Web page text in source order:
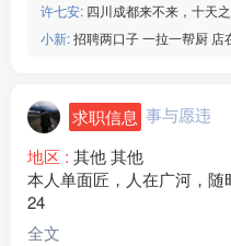
许七安: 四川成都来不来，十天
小新:招聘两口子 一拉一帮厨 店
求职信息 事与愿违
地区 : 其他 其他
本人单面匠，人在广河，
24
全文